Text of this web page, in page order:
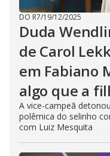
DO R7/19/12/2025
Duda
de Carol
em Fabiano
algo que a
A vice-campeã
polêmica do selinho
com Luiz Mesquita